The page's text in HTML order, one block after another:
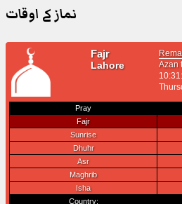
نماز کے اوقات